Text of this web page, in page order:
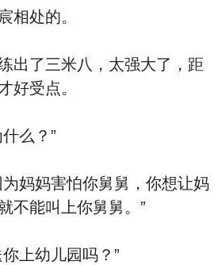
相处的。
出了三米八，太强大了，距
好受点。
么？”
妈妈害怕你舅舅，你想让妈
不能叫上你舅舅。”
上幼儿园吗？”